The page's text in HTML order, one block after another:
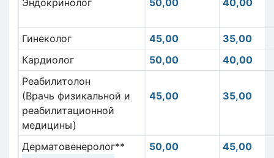
Гинеколог 45,00
35,00
Кардиолог
50,00
40,00
Реабилитолон
(Врачь физикальной и
реабилитационной
медицины)
45,00 35,00
Дерматовенеролог** 50,00 45,00